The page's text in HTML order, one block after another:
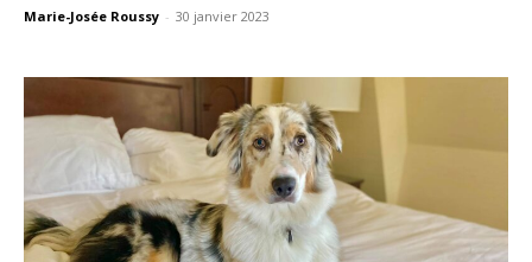
Marie-Josée Roussy - 30 janvier 2023